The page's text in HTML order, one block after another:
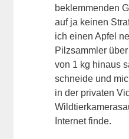
beklemmenden
auf ja keinen
ich einen Apfel
Pilzsammler
von 1 kg hinaus
schneide und
in der privaten
Internet finde.